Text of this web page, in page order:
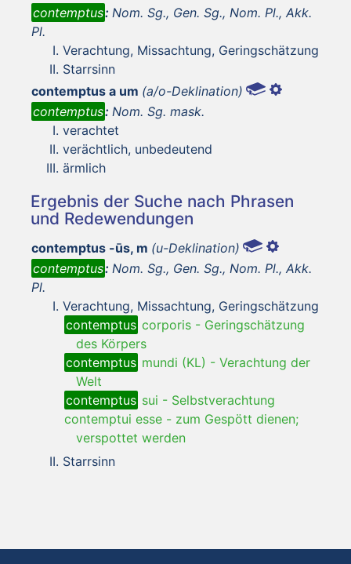
contemptus: Nom. Sg., Gen. Sg., Nom. Pl., Akk.
Pl.
Verachtung, Missachtung, Geringschätzung
Starrsinn
contemptus a um (a/o-Deklination)
contemptus: Nom. Sg. mask.
verachtet
verächtlich, unbedeutend
ärmlich
Ergebnis der Suche nach Phrasen
und Redewendungen
contemptus -ūs, m (u-Deklination)
contemptus: Nom. Sg., Gen. Sg., Nom. Pl., Akk.
Pl.
Verachtung, Missachtung, Geringschätzung
contemptus corporis - Geringschätzung
des Körpers
contemptus mundi (KL) - Verachtung der
Welt
contemptus sui - Selbstverachtung
contemptui esse - zum Gespött dienen;
verspottet werden
Starrsinn